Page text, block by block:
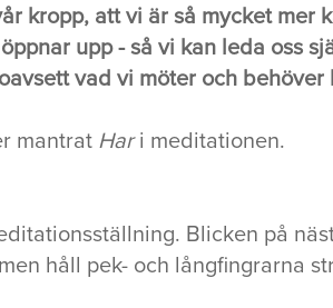
kropp, att vi är så mycket
upp - så vi kan leda oss
vad vi möter och behöver
mantrat Hari meditationen.
Blicken på
håll pek- och långfingrarna